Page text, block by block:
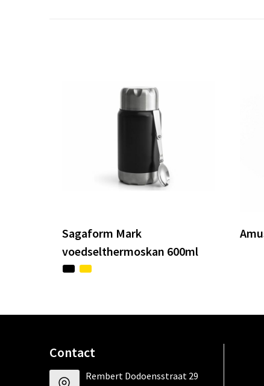
Sagaform Mark
voedselthermoskan 600ml
Contact
Rembert Dodoensstraat 29